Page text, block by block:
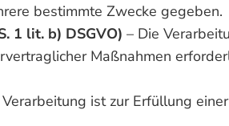
bestimmte Zwecke gegeben.
1 lit. b) DSGVO) – Die
Maßnahmen
ist zur Erfüllung